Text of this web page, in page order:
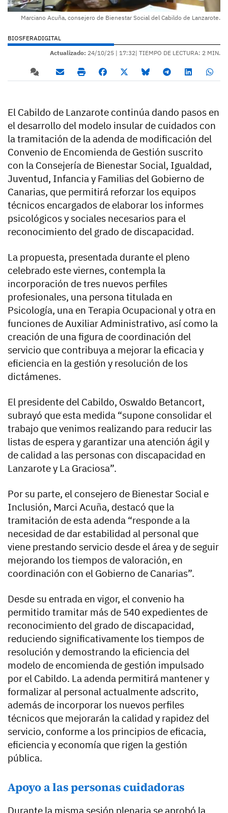
Marciano Acuña, consejero de Bienestar Social del Cabildo de Lanzarote.
BIOSFERADIGITAL
Actualizado: 24/10/25 | 17:32| TIEMPO DE LECTURA: 2 MIN.
El Cabildo de Lanzarote continúa dando pasos en
el desarrollo del modelo insular de cuidados con
la tramitación de la adenda de modificación del
Convenio de Encomienda de Gestión suscrito
con la Consejería de Bienestar Social, Igualdad,
Juventud, Infancia y Familias del Gobierno de
Canarias, que permitirá reforzar los equipos
técnicos encargados de elaborar los informes
psicológicos y sociales necesarios para el
reconocimiento del grado de discapacidad.
La propuesta, presentada durante el pleno
celebrado este viernes, contempla la
incorporación de tres nuevos perfiles
profesionales, una persona titulada en
Psicología, una en Terapia Ocupacional y otra en
funciones de Auxiliar Administrativo, así como la
creación de una figura de coordinación del
servicio que contribuya a mejorar la eficacia y
eficiencia en la gestión y resolución de los
dictámenes.
El presidente del Cabildo, Oswaldo Betancort,
subrayó que esta medida “supone consolidar el
trabajo que venimos realizando para reducir las
listas de espera y garantizar una atención ágil y
de calidad a las personas con discapacidad en
Lanzarote y La Graciosa”.
Por su parte, el consejero de Bienestar Social e
Inclusión, Marci Acuña, destacó que la
tramitación de esta adenda “responde a la
necesidad de dar estabilidad al personal que
viene prestando servicio desde el área y de seguir
mejorando los tiempos de valoración, en
coordinación con el Gobierno de Canarias”.
Desde su entrada en vigor, el convenio ha
permitido tramitar más de 540 expedientes de
reconocimiento del grado de discapacidad,
reduciendo significativamente los tiempos de
resolución y demostrando la eficiencia del
modelo de encomienda de gestión impulsado
por el Cabildo. La adenda permitirá mantener y
formalizar al personal actualmente adscrito,
además de incorporar los nuevos perfiles
técnicos que mejorarán la calidad y rapidez del
servicio, conforme a los principios de eficacia,
eficiencia y economía que rigen la gestión
pública.
Apoyo a las personas cuidadoras
Durante la misma sesión plenaria se aprobó la